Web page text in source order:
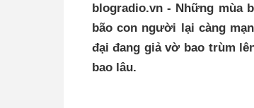
blogradio.vn - Những mùa
bão con người lại càng
đại đang giả vờ bao trùm
bao lâu.